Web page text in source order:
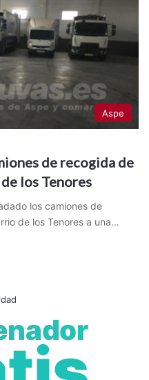
Aspe
de recogida de
los Tenores
los camiones de
de los Tenores a una…